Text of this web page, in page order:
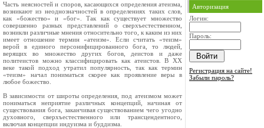
Часть неясностей и споров, касающихся определения атеизма,
возникают из неоднозначностей в определениях таких слов,
как «божество» и «бог». Так как существует множество
совершенно разных представлений о сверхъестественном,
возникли различные мнения относительно того, к каким из них
имеет отношение термин «атеизм». Если считать «теизм»
верой в единого персонифицированного бога, то людей,
верящих во множество других богов, деистов и даже
политеистов можно классифицировать как атеистов. В XX
веке такой подход утратил популярность, так как термин
«теизм» начал пониматься скорее как проявление веры в
любое божество.
В зависимости от широты определения, под атеизмом может
пониматься неприятие различных концепций, начиная от
существования бога, заканчивая существованием чего угодно
духовного, сверхъестественного или трансцендентного,
включая концепции индуизма и буддизма.
Авторизация
Логин:
Пароль:
Регистрация на сайте!
Забыли пароль?